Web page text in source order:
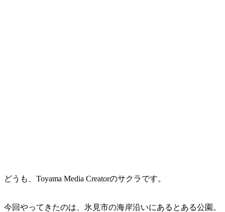
どうも、Toyama Media Creatorのサクラです。
今回やってきたのは、氷見市の海岸沿いにあるとある公園。